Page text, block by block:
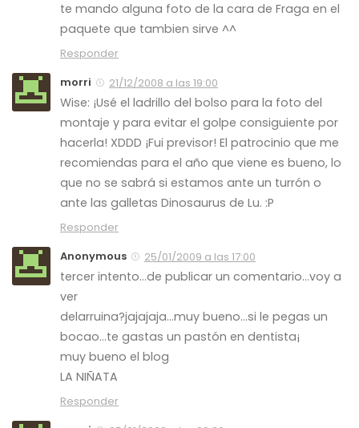
te mando alguna foto de la cara de Fraga en el
paquete que tambien sirve ^^
Responder
morri
21/12/2008 a las 19:00
Wise: ¡Usé el ladrillo del bolso para la foto del
montaje y para evitar el golpe consiguiente por
hacerla! XDDD ¡Fui previsor! El patrocinio que me
recomiendas para el año que viene es bueno, lo
que no se sabrá si estamos ante un turrón o
ante las galletas Dinosaurus de Lu. :P
Responder
Anonymous
25/01/2009 a las 17:00
tercer intento…de publicar un comentario…voy a
ver
delarruina?jajajaja…muy bueno…si le pegas un
bocao…te gastas un pastón en dentista¡
muy bueno el blog
LA NIÑATA
Responder